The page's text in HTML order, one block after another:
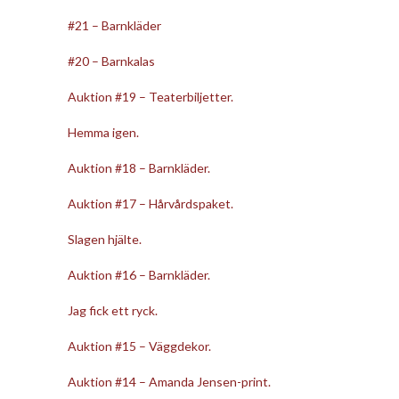
#21 – Barnkläder
#20 – Barnkalas
Auktion #19 – Teaterbiljetter.
Hemma igen.
Auktion #18 – Barnkläder.
Auktion #17 – Hårvårdspaket.
Slagen hjälte.
Auktion #16 – Barnkläder.
Jag fick ett ryck.
Auktion #15 – Väggdekor.
Auktion #14 – Amanda Jensen-print.